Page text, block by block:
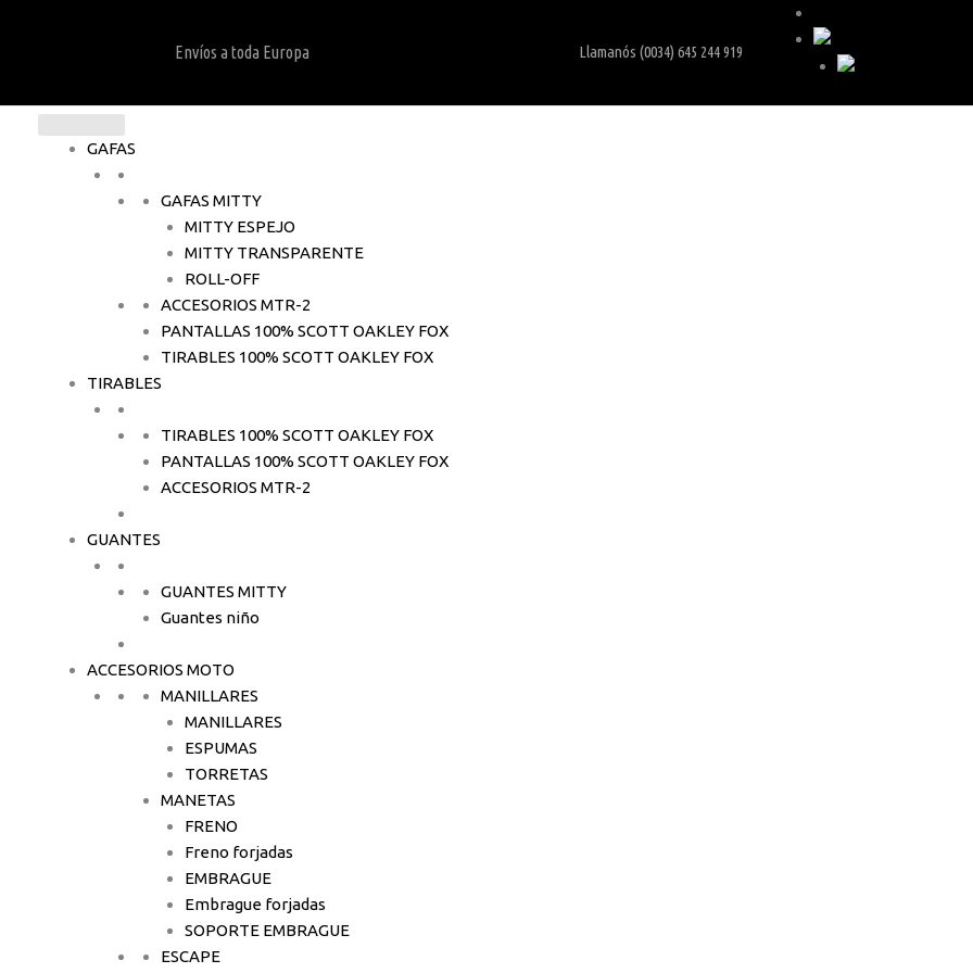
Envíos a toda Europa Llamanós (0034) 645 244 919
GAFAS
GAFAS MITTY
MITTY ESPEJO
MITTY TRANSPARENTE
ROLL-OFF
ACCESORIOS MTR-2
PANTALLAS 100% SCOTT OAKLEY FOX
TIRABLES 100% SCOTT OAKLEY FOX
TIRABLES
TIRABLES 100% SCOTT OAKLEY FOX
PANTALLAS 100% SCOTT OAKLEY FOX
ACCESORIOS MTR-2
GUANTES
GUANTES MITTY
Guantes niño
ACCESORIOS MOTO
MANILLARES
MANILLARES
ESPUMAS
TORRETAS
MANETAS
FRENO
Freno forjadas
EMBRAGUE
Embrague forjadas
SOPORTE EMBRAGUE
ESCAPE